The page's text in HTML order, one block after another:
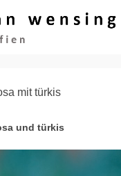
mit türkis
und türkis